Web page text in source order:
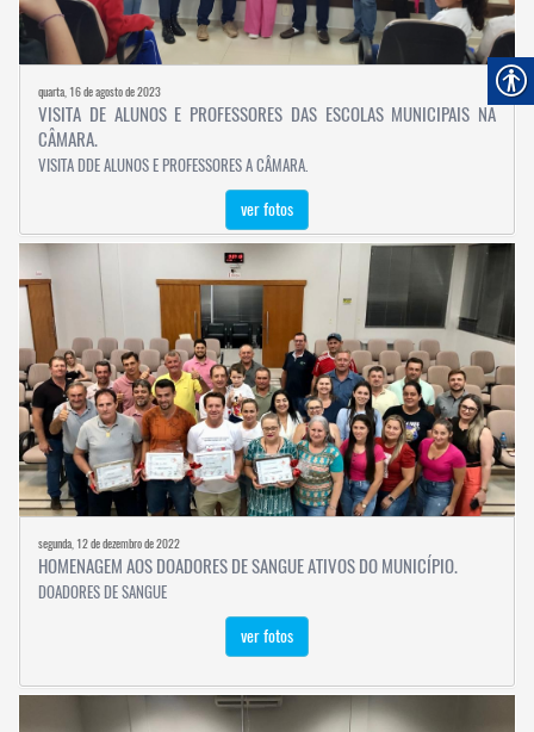
quarta, 16 de agosto de 2023
VISITA DE ALUNOS E PROFESSORES DAS ESCOLAS MUNICIPAIS NA
CÂMARA.
VISITA DDE ALUNOS E PROFESSORES A CÂMARA.
ver fotos
segunda, 12 de dezembro de 2022
HOMENAGEM AOS DOADORES DE SANGUE ATIVOS DO MUNICÍPIO.
DOADORES DE SANGUE
ver fotos